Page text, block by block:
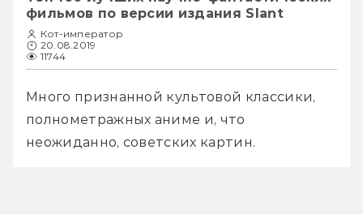
фильмов по версии издания Slant
Кот-император
20.08.2019
11744
Много признанной культовой классики,
полнометражных аниме и, что
неожиданно, советских картин.